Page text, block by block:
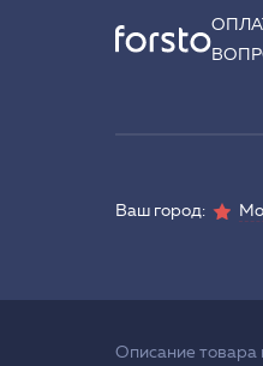
Ваш город:
Описание товара